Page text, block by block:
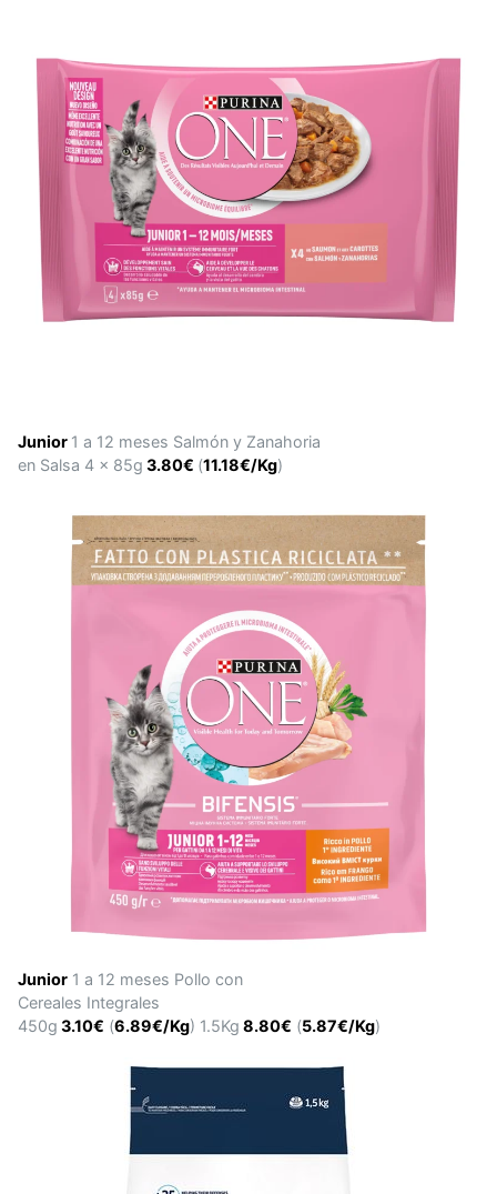
Junior 1 a 12 meses Salmón y Zanahoria
en Salsa 4 x 85g 3.80€ (11.18€/Kg)
Junior 1 a 12 meses Pollo con
Cereales Integrales
450g 3.10€ (6.89€/Kg) 1.5Kg 8.80€ (5.87€/Kg)